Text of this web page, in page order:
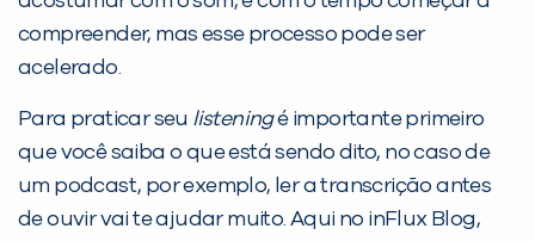
compreender, mas esse processo pode ser
acelerado.
Para praticar seu listeningé importante primeiro
que você saiba o que está sendo dito, no caso de
um podcast, por exemplo, ler a transcrição antes
de ouvir vai te ajudar muito. Aqui no inFlux Blog,